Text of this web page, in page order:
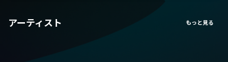
アーティスト